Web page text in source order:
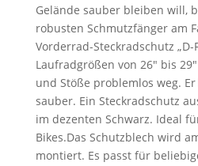
Gelände sauber bleiben will,
robusten Schmutzfänger am
Vorderrad-Steckradschutz „D-
Laufradgrößen von 26″ bis
und Stöße problemlos weg.
sauber. Ein Steckradschutz
im dezenten Schwarz. Ideal
Bikes.Das Schutzblech wird
montiert. Es passt für